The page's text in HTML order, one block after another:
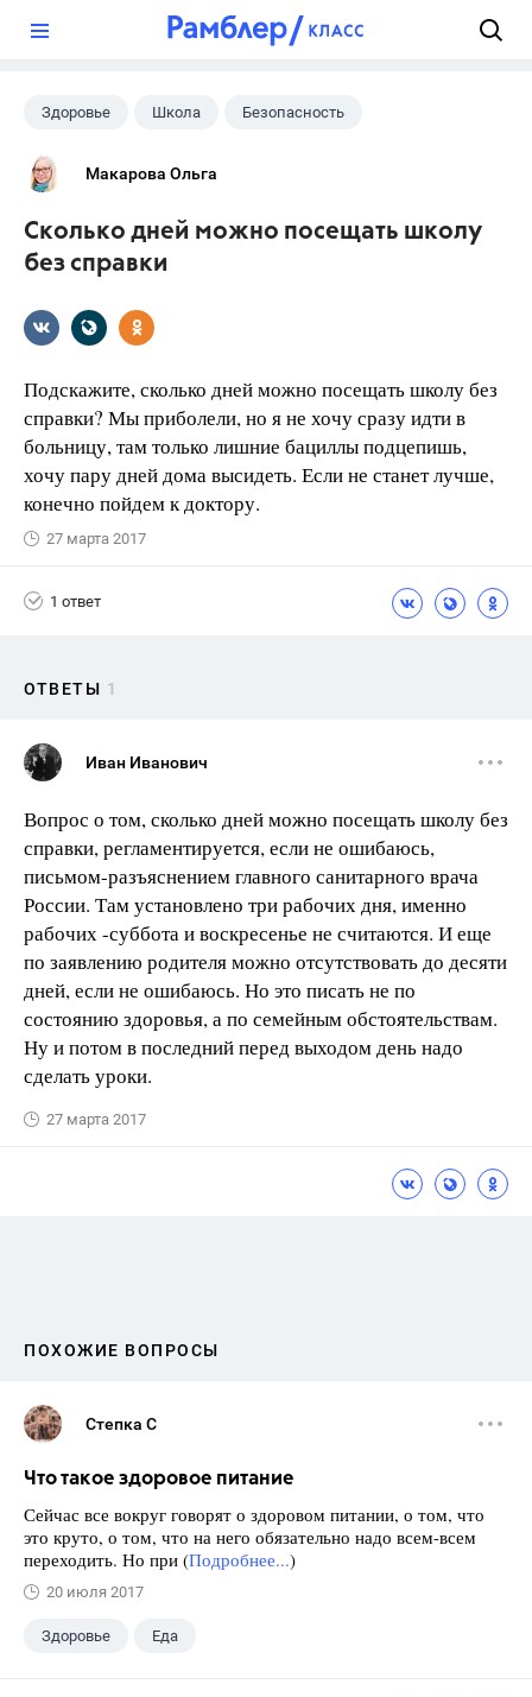
Здоровье Школа Безопасность
Макарова Ольга
Сколько дней можно посещать школу
без справки
Подскажите, сколько дней можно посещать школу без
справки? Мы приболели, но я не хочу сразу идти в
больницу, там только лишние бациллы подцепишь,
хочу пару дней дома высидеть. Если не станет лучше,
конечно пойдем к доктору.
27 марта 2017
1 ответ
ОТВЕТЫ 1
Иван Иванович
Вопрос о том, сколько дней можно посещать школу без
справки, регламентируется, если не ошибаюсь,
письмом-разъяснением главного санитарного врача
России. Там установлено три рабочих дня, именно
рабочих -суббота и воскресенье не считаются. И еще
по заявлению родителя можно отсутствовать до десяти
дней, если не ошибаюсь. Но это писать не по
состоянию здоровья, а по семейным обстоятельствам.
Ну и потом в последний перед выходом день надо
сделать уроки.
27 марта 2017
ПОХОЖИЕ ВОПРОСЫ
Степка С
Что такое здоровое питание
Сейчас все вокруг говорят о здоровом питании, о том, что
это круто, о том, что на него обязательно надо всем-всем
переходить. Но при (Подробнее...)
20 июля 2017
Здоровье Еда